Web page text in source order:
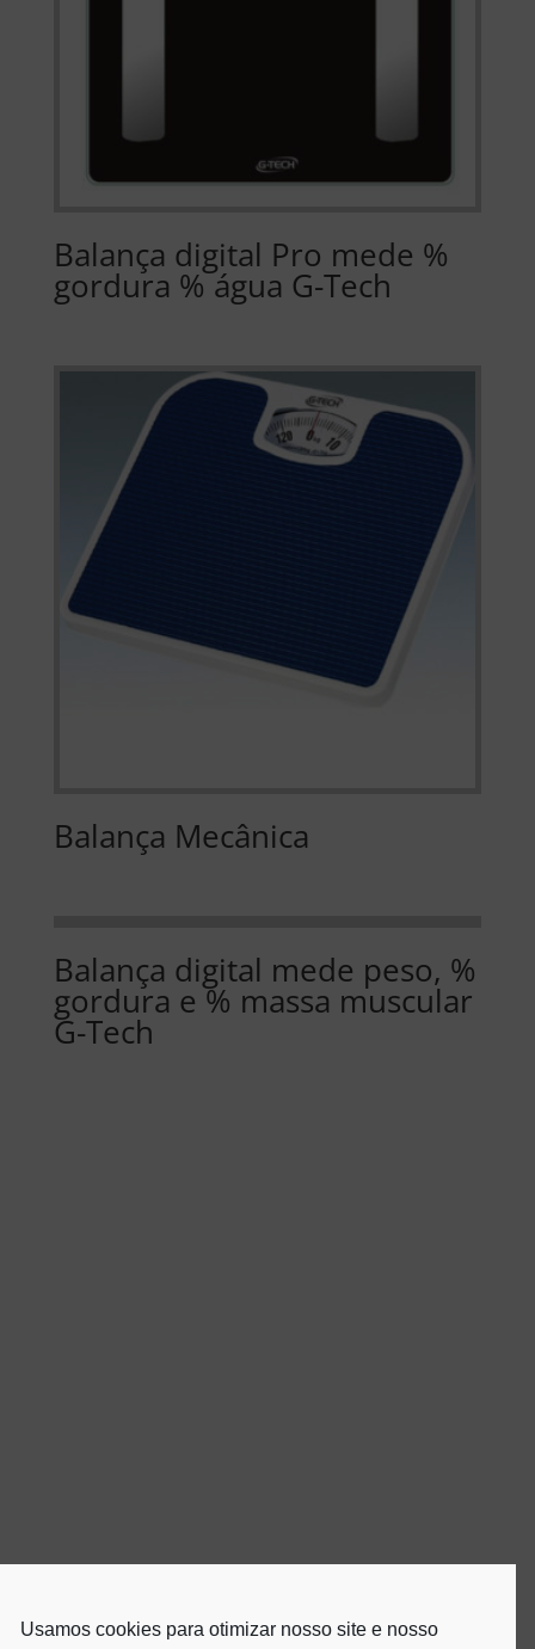
Balança digital Pro mede %
gordura % água G-Tech
Balança Mecânica
Balança digital mede peso, %
gordura e % massa muscular
G-Tech
Usamos cookies para otimizar nosso site e nosso